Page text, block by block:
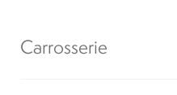
Carrosserie